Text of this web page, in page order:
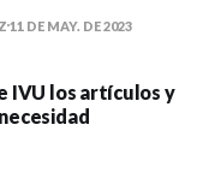
11 DE MAY. DE 2023
IVU los artículos y